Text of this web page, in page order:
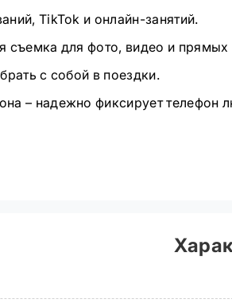
TikTok и онлайн-занятий.
съемка для фото, видео и
с собой в поездки.
– надежно фиксирует телефон